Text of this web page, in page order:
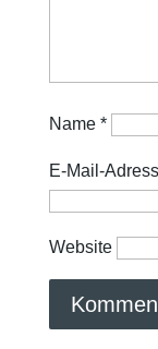
Name *
E-Mail-
Website